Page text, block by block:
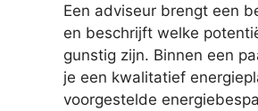
Een adviseur brengt een
en beschrijft welke
gunstig zijn. Binnen een
je een kwalitatief
voorgestelde